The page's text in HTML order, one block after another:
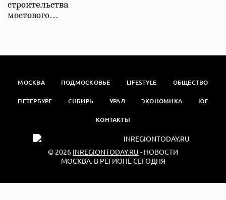
строительства
мостового…
МОСКВА ПОДМОСКОВЬЕ LIFESTYLE ОБЩЕСТВО
ПЕТЕРБУРГ СИБИРЬ УРАЛ ЭКОНОМИКА ЮГ
КОНТАКТЫ
© 2026 INREGIONTODAY.RU - НОВОСТИ
МОСКВА. В РЕГИОНЕ СЕГОДНЯ